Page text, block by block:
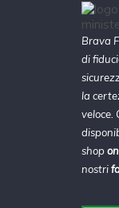
Brava
di
la
veloce.
shop
nostri